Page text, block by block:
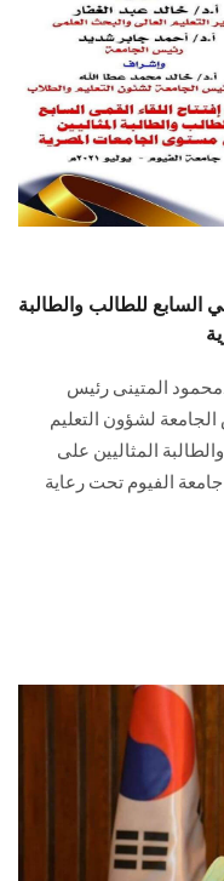
تواصل معنا
الطلاب
هيئة التدريس
الخريجين
الزائـرون
السابع للطالب والطالبة
المتينى رئيس
لشؤون التعليم
المثاليين على
الفيوم تحت رعاية